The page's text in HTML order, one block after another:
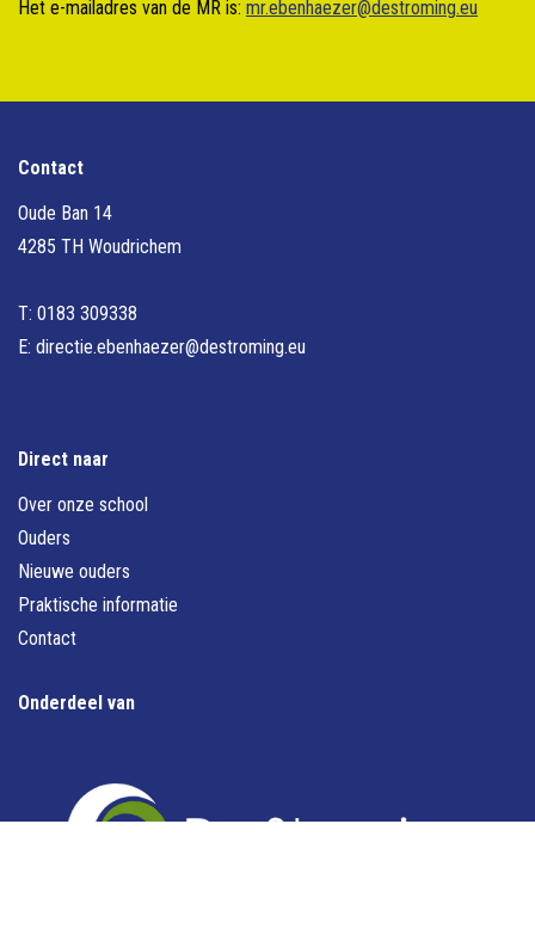
Het e-mailadres van de MR is: mr.ebenhaezer@destroming.eu
Contact
Oude Ban 14
4285 TH Woudrichem
T: 0183 309338
E: directie.ebenhaezer@destroming.eu
Direct naar
Over onze school
Ouders
Nieuwe ouders
Praktische informatie
Contact
Onderdeel van